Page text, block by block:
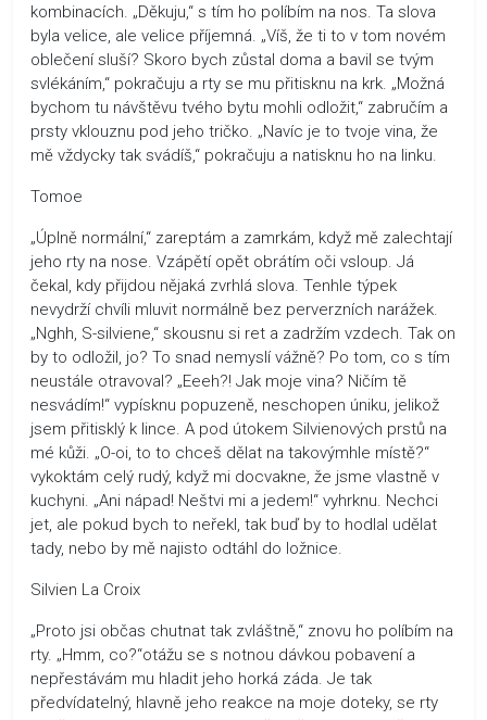
kombinacích. „Děkuju,“ s tím ho políbím na nos. Ta slova
byla velice, ale velice příjemná. „Víš, že ti to v tom novém
oblečení sluší? Skoro bych zůstal doma a bavil se tvým
svlékáním,“ pokračuju a rty se mu přitisknu na krk. „Možná
bychom tu návštěvu tvého bytu mohli odložit,“ zabručím a
prsty vklouznu pod jeho tričko. „Navíc je to tvoje vina, že
mě vždycky tak svádíš,“ pokračuju a natisknu ho na linku.
Tomoe
„Úplně normální,“ zareptám a zamrkám, když mě zalechtají
jeho rty na nose. Vzápětí opět obrátím oči vsloup. Já
čekal, kdy přijdou nějaká zvrhlá slova. Tenhle týpek
nevydrží chvíli mluvit normálně bez perverzních narážek.
„Nghh, S-silviene,“ skousnu si ret a zadržím vzdech. Tak on
by to odložil, jo? To snad nemyslí vážně? Po tom, co s tím
neustále otravoval? „Eeeh?! Jak moje vina? Ničím tě
nesvádím!“ vypísknu popuzeně, neschopen úniku, jelikož
jsem přitisklý k lince. A pod útokem Silvienových prstů na
mé kůži. „O-oi, to to chceš dělat na takovýmhle místě?“
vykoktám celý rudý, když mi docvakne, že jsme vlastně v
kuchyni. „Ani nápad! Neštvi mi a jedem!“ vyhrknu. Nechci
jet, ale pokud bych to neřekl, tak buď by to hodlal udělat
tady, nebo by mě najisto odtáhl do ložnice.
Silvien La Croix
„Proto jsi občas chutnat tak zvláštně,“ znovu ho políbím na
rty. „Hmm, co?“otážu se s notnou dávkou pobavení a
nepřestávám mu hladit jeho horká záda. Je tak
předvídatelný, hlavně jeho reakce na moje doteky, se rty